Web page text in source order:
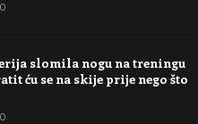
0
slomila nogu na treningu
ću se na skije prije nego što
0